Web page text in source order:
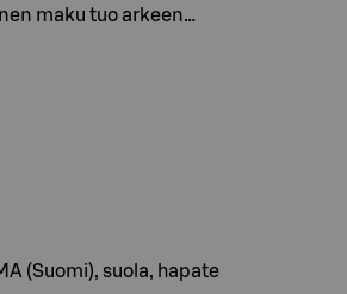
maku tuo arkeen…
(Suomi), suola, hapate